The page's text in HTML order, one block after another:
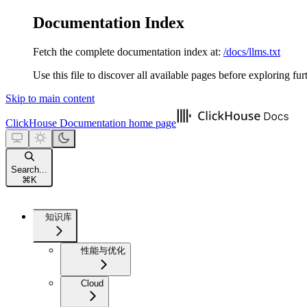
Documentation Index
Fetch the complete documentation index at: /docs/llms.txt
Use this file to discover all available pages before exploring
Skip to main content
ClickHouse Documentation home page
Search...
⌘ K
知识库
性能与优化
Cloud